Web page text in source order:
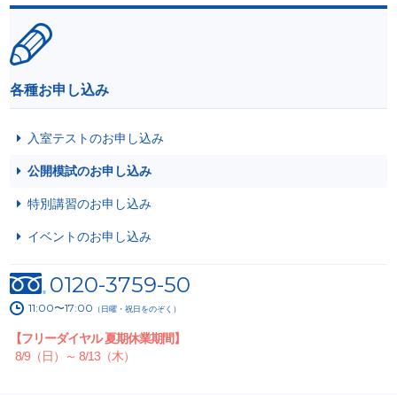
各種お申し込み
入室テストのお申し込み
公開模試のお申し込み
特別講習のお申し込み
イベントのお申し込み
0120-3759-50
11:00〜17:00 （日曜・祝日をのぞく）
【フリーダイヤル 夏期休業期間】
8/9（日）～ 8/13（木）